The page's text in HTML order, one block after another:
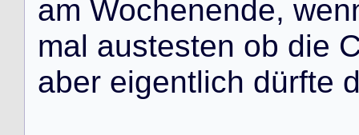
am Wochenende, wen
mal austesten ob die
aber eigentlich dürfte